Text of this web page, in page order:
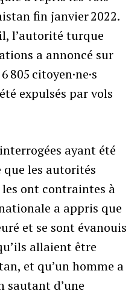
fin janvier 2022.
l’autorité turque
a annoncé sur
805 citoyen·ne·s
expulsés par vols
ayant été
que les autorités
ont contraintes à
a appris que
et se sont évanouis
allaient être
et qu’un homme a
sautant d’une